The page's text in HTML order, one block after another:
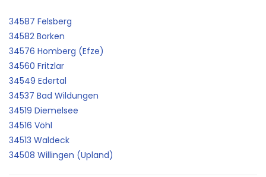
34587 Felsberg
34582 Borken
34576 Homberg (Efze)
34560 Fritzlar
34549 Edertal
34537 Bad Wildungen
34519 Diemelsee
34516 Vöhl
34513 Waldeck
34508 Willingen (Upland)